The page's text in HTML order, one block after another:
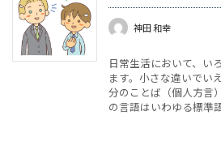
神田 和幸
日常生活において、い
ます。小さな違いでい
分のことば（個人方言
の言語はいわゆる標準
たりしますから、方言
なります。旅にでれば